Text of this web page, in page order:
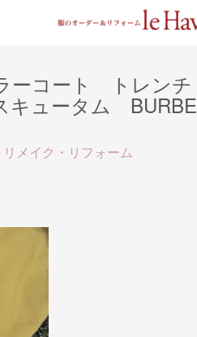
ーコート トレン
ュータム
リメイク・リフォーム